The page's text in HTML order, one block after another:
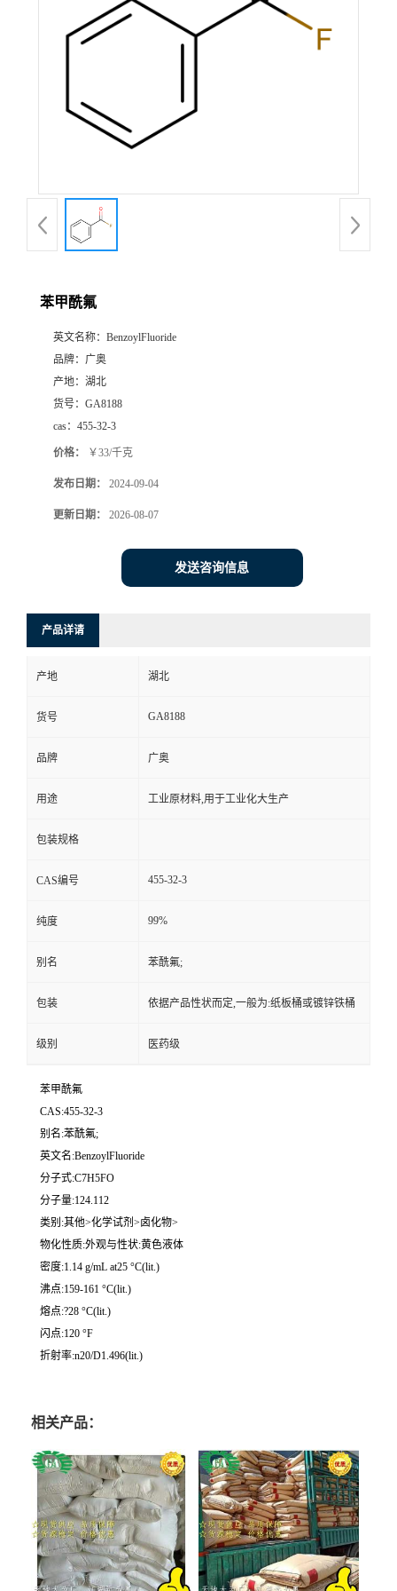
苯甲酰氟
英文名称： BenzoylFluoride
品牌： 广奥
产地： 湖北
货号： GA8188
cas： 455-32-3
价格： ￥33/千克
发布日期： 2024-09-04
更新日期： 2026-08-07
发送咨询信息
产品详请
产地 湖北
货号 GA8188
品牌 广奥
用途 工业原材料,用于工业化大生产
包装规格
CAS编号 455-32-3
纯度 99%
别名 苯酰氟;
包装 依据产品性状而定,一般为:纸板桶或镀锌铁桶
级别 医药级
苯甲酰氟
CAS:455-32-3
别名:苯酰氟;
英文名:BenzoylFluoride
分子式:C7H5FO
分子量:124.112
类别:其他>化学试剂>卤化物>
物化性质:外观与性状:黄色液体
密度:1.14 g/mL at25 °C(lit.)
沸点:159-161 °C(lit.)
熔点:?28 °C(lit.)
闪点:120 °F
折射率:n20/D1.496(lit.)
相关产品：